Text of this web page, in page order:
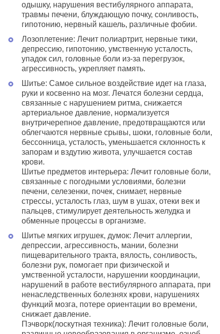
одышку, нарушения вестибулярного аппарата,
травмы печени, блуждающую почку, сонливость,
гипотонию, нервный кашель, различные фобии.
Лозоплетение: Лечит полиартрит, нервные тики,
депрессию, гипотонию, умственную усталость,
упадок сил, головные боли из-за перегрузок,
агрессивность, укрепляет память.
Шитье: Самое сильное воздействие идет на глаза,
руки и косвенно на мозг. Лечатся болезни сердца,
связанные с нарушением ритма, снижается
артериальное давление, нормализуется
внутричерепное давление, предотвращаются или
облегчаются нервные срывы, шоки, головные боли,
бессонница, усталость, уменьшается склонность к
запорам и вздутию живота, улучшается состав
крови.
Шитье предметов интерьера: Лечит головные боли,
связанные с погодными условиями, болезни
печени, селезенки, почек, снимает, нервные
стрессы, усталость глаз, шум в ушах, отеки век и
пальцев, стимулирует деятельность желудка и
обменные процессы в организме.
Шитье мягких игрушек, думок: Лечит аллергии,
депрессии, агрессивность, мании, болезни
пищеварительного тракта, вялость, сонливость,
болезни рук, помогает при физической и
умственной усталости, нарушении координации,
нарушений в работе вестибулярного аппарата, при
ненаследственных болезнях крови, нарушениях
функций мозга, потере ориентации во времени,
снижает давление.
Пэчворк(лоскутная техника): Лечит головные боли,